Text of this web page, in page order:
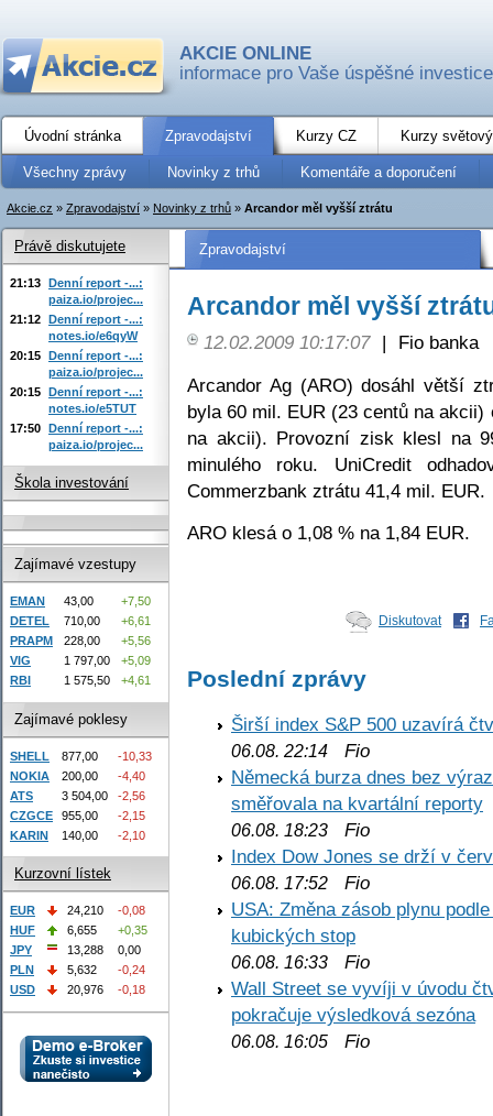
AKCIE ONLINE
informace pro Vaše úspěšné investice
Úvodní stránka Zpravodajství Kurzy CZ Kurzy
Všechny zprávy Novinky z trhů Komentáře a doporučení
Akcie.cz » Zpravodajství » Novinky z trhů » Arcandor měl vyšší ztrátu
Zpravodajství
Arcandor měl vyšší
12.02.2009 10:17:07 |
Fio banka
Arcandor Ag (ARO) dosáhl větší
byla 60 mil. EUR (23 centů na
na akcii). Provozní zisk klesl na
minulého roku. UniCredit
Commerzbank ztrátu 41,4 mil. EUR.
ARO klesá o 1,08 % na 1,84 EUR.
Diskutovat
Poslední zprávy
Širší index S&P 500 uzavírá
06.08. 22:14 Fio
Německá burza dnes bez
směřovala na kvartální reporty
06.08. 18:23 Fio
Index Dow Jones se drží v
06.08. 17:52 Fio
USA: Změna zásob plynu
kubických stop
06.08. 16:33 Fio
Wall Street se vyvíji v úvodu
pokračuje výsledková sezóna
06.08. 16:05 Fio
Právě diskutujete
21:13 Denní report -...:
paiza.io/projec...
21:12 Denní report -...:
notes.io/e6qyW
20:15 Denní report -...:
paiza.io/projec...
20:15 Denní report -...:
notes.io/e5TUT
17:50 Denní report -...:
paiza.io/projec...
Škola investování
Zajímavé vzestupy
EMAN 43,00
+7,50
DETEL
710,00
+6,61
PRAPM
228,00
+5,56
VIG
1 797,00
+5,09
RBI
1 575,50 +4,61
Zajímavé poklesy
SHELL 877,00
-10,33
NOKIA
200,00
-4,40
ATS
3 504,00
-2,56
CZGCE
955,00
-2,15
KARIN
140,00 -2,10
Kurzovní lístek
EUR 24,210
-0,08
HUF
6,655
+0,35
JPY
13,288
0,00
PLN
5,632
-0,24
USD
20,976 -0,18